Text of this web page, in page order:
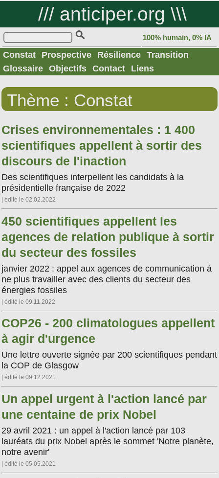
/// anticiper.org \\\
100% humain, 0% IA
Constat Prospective Résilience Transition
Glossaire Objectifs Contact Liens
Thème : Constat
Crises environnementales : 1 400
scientifiques appellent à sortir des
discours de l'inaction
Des scientifiques interpellent les candidats à la
présidentielle française de 2022
| édité le 02.02.2022
450 scientifiques appellent les
agences de relation publique à sortir
du secteur des fossiles
janvier 2022 : appel aux agences de communication à
ne plus travailler avec des clients du secteur des
énergies fossiles
| édité le 09.11.2022
COP26 - 200 climatologues appellent
à agir d'urgence
Une lettre ouverte signée par 200 scientifiques pendant
la COP de Glasgow
| édité le 09.12.2021
Un appel urgent à l'action lancé par
une centaine de prix Nobel
29 avril 2021 : un appel à l'action lancé par 103
lauréats du prix Nobel après le sommet 'Notre planète,
notre avenir'
| édité le 05.05.2021